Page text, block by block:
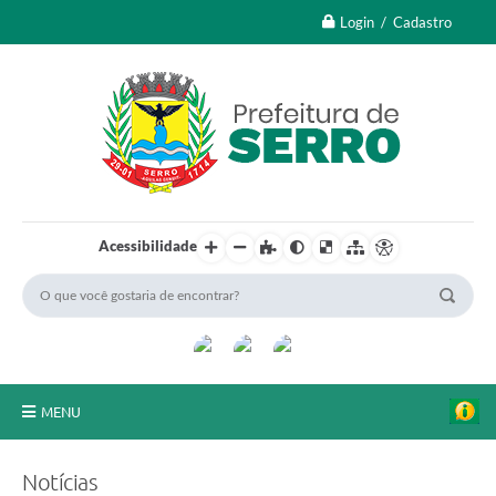
Login / Cadastro
Acessibilidade
MENU
Notícias